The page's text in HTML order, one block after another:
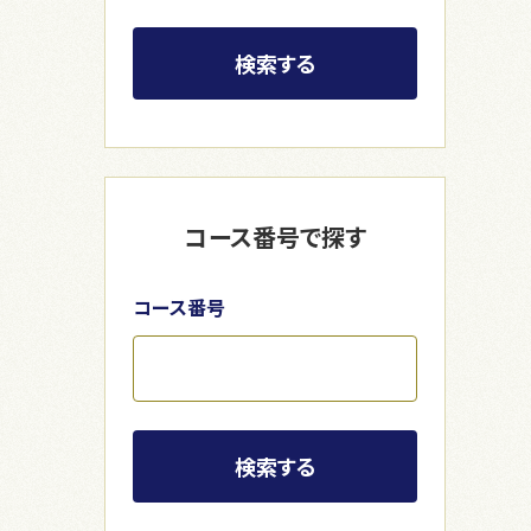
検索する
コース番号で探す
コース番号
検索する